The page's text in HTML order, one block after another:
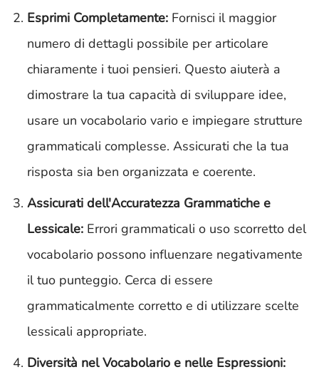
Esprimi Completamente: Fornisci il maggior
numero di dettagli possibile per articolare
chiaramente i tuoi pensieri. Questo aiuterà a
dimostrare la tua capacità di sviluppare idee,
usare un vocabolario vario e impiegare strutture
grammaticali complesse. Assicurati che la tua
risposta sia ben organizzata e coerente.
Assicurati dell'Accuratezza Grammatiche e
Lessicale: Errori grammaticali o uso scorretto del
vocabolario possono influenzare negativamente
il tuo punteggio. Cerca di essere
grammaticalmente corretto e di utilizzare scelte
lessicali appropriate.
Diversità nel Vocabolario e nelle Espressioni: